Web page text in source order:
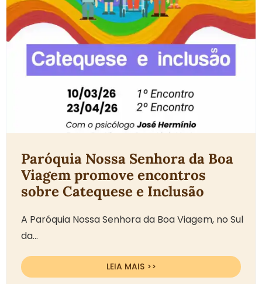
Paróquia Nossa Senhora da Boa
Viagem promove encontros
sobre Catequese e Inclusão
A Paróquia Nossa Senhora da Boa Viagem, no Sul
da...
LEIA MAIS >>